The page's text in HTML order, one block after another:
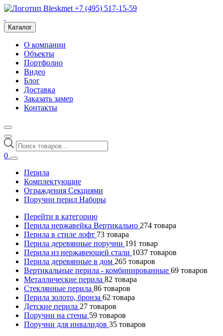
+7 (495) 517-15-59
Каталог
О компании
Объекты
Портфолио
Видео
Блог
Доставка
Заказать замер
Контакты
Поиск
товаров
0
Перила
Комплектующие
Ограждения Секциями
Поручни перил Наборы
Перейти в категорию
Перила нержавейка Вертикально 274 товара
Перила в стиле лофт 73 товара
Перила деревянные поручни 191 товар
Перила из нержавеющей стали 1037 товаров
Перила деревянные в дом 265 товаров
Вертикальные перила - комбинированные 69 товаров
Металлические перила 82 товара
Стеклянные перила 86 товаров
Перила золото, бронза 62 товара
Детские перила 27 товаров
Поручни на стены 59 товаров
Поручни для инвалидов 35 товаров